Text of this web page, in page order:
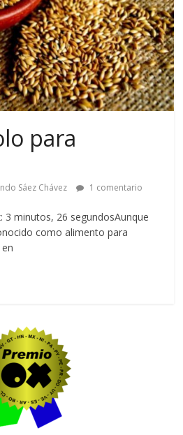
para
Sáez Chávez 1 comentario
3 minutos, 26 segundosAunque
como alimento para